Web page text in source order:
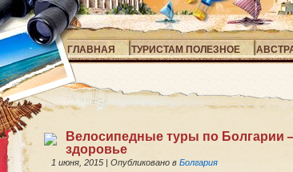
ГЛАВНАЯ ТУРИСТАМ ПОЛЕЗНОЕ
Велосипедные туры по Болгарии
здоровье
1 июня, 2015 | Опубликовано в Болгария